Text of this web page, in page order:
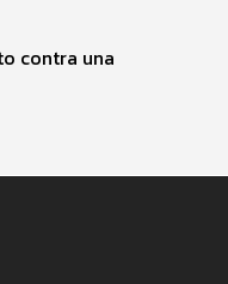
contra una